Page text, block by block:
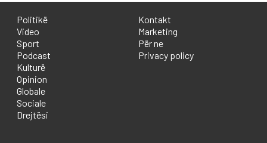
Politikë
Video
Sport
Podcast
Kulturë
Opinion
Globale
Sociale
Drejtësi
Kontakt
Marketing
Për ne
Privacy policy